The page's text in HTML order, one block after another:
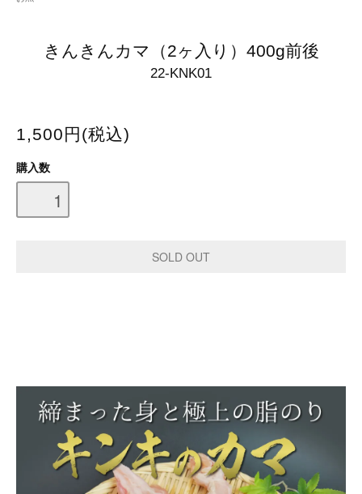
きんきんカマ（2ヶ入り）400g前後
22-KNK01
1,500円(税込)
購入数